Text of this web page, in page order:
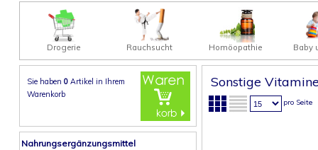
Drogerie Rauchsucht Homöopathie Baby
Sie haben 0 Artikel in Ihrem
Warenkorb
Nahrungsergänzungsmittel
Sonstige
pro Seite